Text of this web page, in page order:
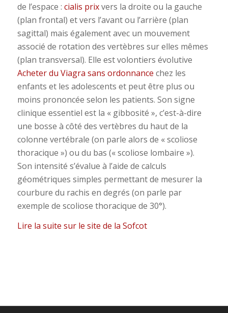
de l’espace : cialis prixvers la droite ou la gauche
(plan frontal) et vers l’avant ou l’arrière (plan
sagittal) mais également avec un mouvement
associé de rotation des vertèbres sur elles mêmes
(plan transversal). Elle est volontiers évolutive
Acheter du Viagra sans ordonnance chez les
enfants et les adolescents et peut être plus ou
moins prononcée selon les patients. Son signe
clinique essentiel est la « gibbosité », c’est-à-dire
une bosse à côté des vertèbres du haut de la
colonne vertébrale (on parle alors de « scoliose
thoracique ») ou du bas (« scoliose lombaire »).
Son intensité s’évalue à l’aide de calculs
géométriques simples permettant de mesurer la
courbure du rachis en degrés (on parle par
exemple de scoliose thoracique de 30°).
Lire la suite sur le site de la Sofcot